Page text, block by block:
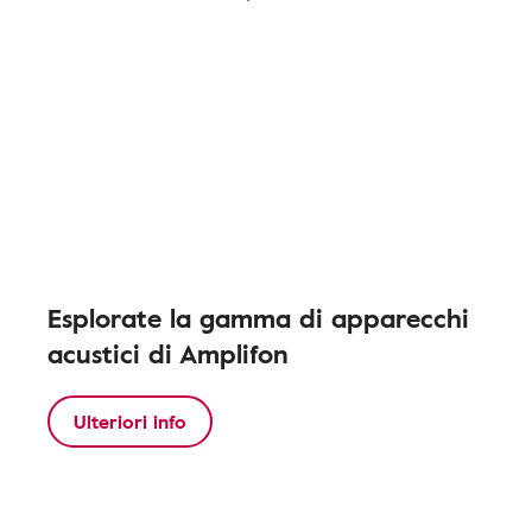
Esplorate la gamma di apparecchi
acustici di Amplifon
Ulteriori info